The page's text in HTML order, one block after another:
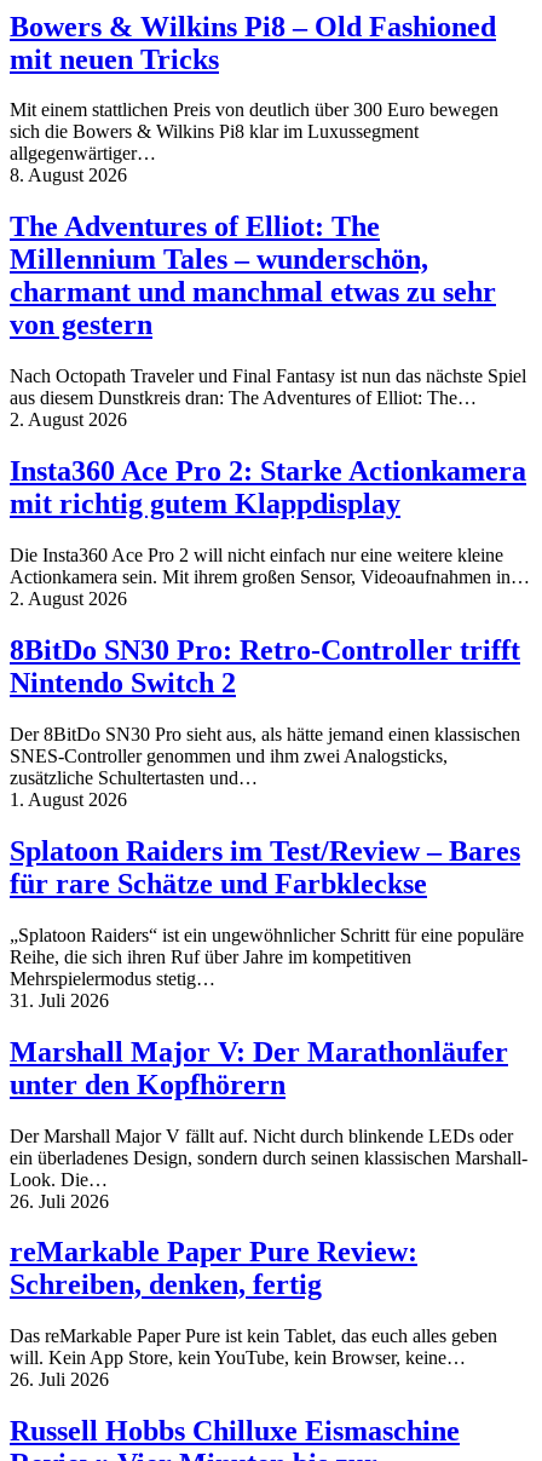
Bowers & Wilkins Pi8 – Old Fashioned
mit neuen Tricks
Mit einem stattlichen Preis von deutlich über 300 Euro bewegen
sich die Bowers & Wilkins Pi8 klar im Luxussegment
allgegenwärtiger…
8. August 2026
The Adventures of Elliot: The
Millennium Tales – wunderschön,
charmant und manchmal etwas zu sehr
von gestern
Nach Octopath Traveler und Final Fantasy ist nun das nächste Spiel
aus diesem Dunstkreis dran: The Adventures of Elliot: The…
2. August 2026
Insta360 Ace Pro 2: Starke Actionkamera
mit richtig gutem Klappdisplay
Die Insta360 Ace Pro 2 will nicht einfach nur eine weitere kleine
Actionkamera sein. Mit ihrem großen Sensor, Videoaufnahmen in…
2. August 2026
8BitDo SN30 Pro: Retro-Controller trifft
Nintendo Switch 2
Der 8BitDo SN30 Pro sieht aus, als hätte jemand einen klassischen
SNES-Controller genommen und ihm zwei Analogsticks,
zusätzliche Schultertasten und…
1. August 2026
Splatoon Raiders im Test/Review – Bares
für rare Schätze und Farbkleckse
„Splatoon Raiders“ ist ein ungewöhnlicher Schritt für eine populäre
Reihe, die sich ihren Ruf über Jahre im kompetitiven
Mehrspielermodus stetig…
31. Juli 2026
Marshall Major V: Der Marathonläufer
unter den Kopfhörern
Der Marshall Major V fällt auf. Nicht durch blinkende LEDs oder
ein überladenes Design, sondern durch seinen klassischen Marshall-
Look. Die…
26. Juli 2026
reMarkable Paper Pure Review:
Schreiben, denken, fertig
Das reMarkable Paper Pure ist kein Tablet, das euch alles geben
will. Kein App Store, kein YouTube, kein Browser, keine…
26. Juli 2026
Russell Hobbs Chilluxe Eismaschine